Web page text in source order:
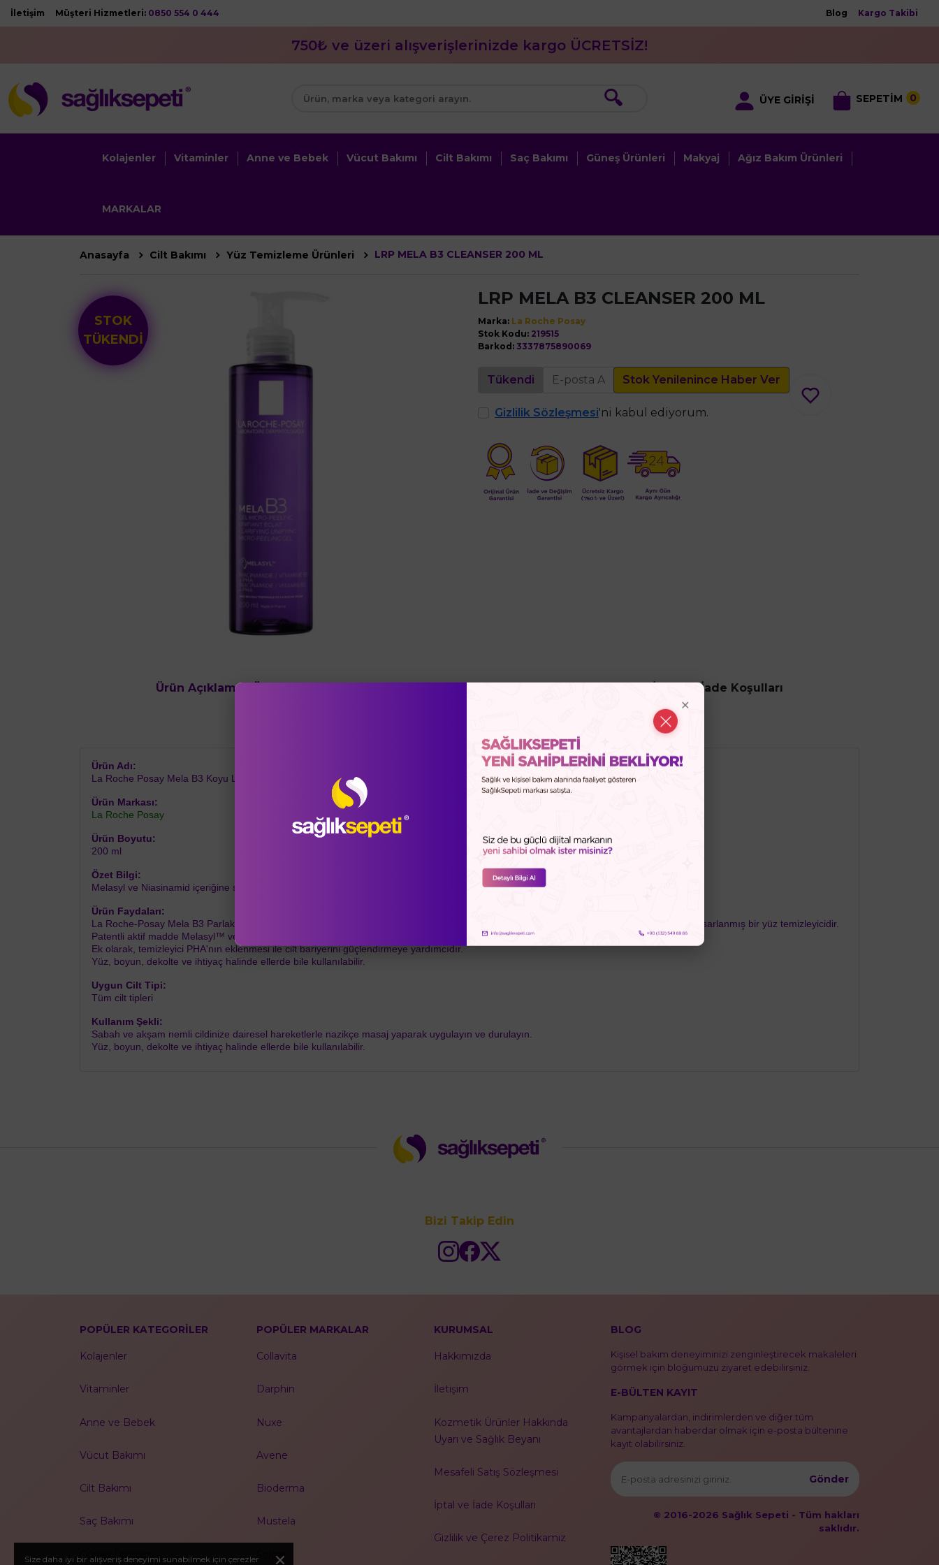
Size daha iyi bir alışveriş deneyimi sunabilmek için çerezler
İletişim Müşteri Hizmetleri: 0850 554 0 444 Blog Kargo Takibi
750₺ ve üzeri alışverişlerinizde kargo ÜCRETSİZ!
🔍 ÜYE GİRİŞİ SEPETİM 0
Kolajenler Vitaminler Anne ve Bebek Vücut Bakımı Cilt Bakımı Saç Bakımı Güneş Ürünleri Makyaj Ağız Bakım Ürünleri
MARKALAR
Anasayfa Cilt Bakımı Yüz Temizleme Ürünleri LRP MELA B3 CLEANSER 200 ML
STOK
TÜKENDİ
LRP MELA B3 CLEANSER 200 ML
Marka: La Roche Posay
Stok Kodu: 219515
Barkod: 3337875890069
Tükendi Stok Yenilenince Haber Ver
Gizlilik Sözleşmesi'ni kabul ediyorum.
Ürün Açıklaması İptal ve İade Koşulları
Ürün Adı:
La Roche Posay Mela B3 Koyu Leke Karşıtı Temizleme Jeli 200 ml
Ürün Markası:
La Roche Posay
Ürün Boyutu:
200 ml
Özet Bilgi:
Melasyl ve Niasinamid içeriğine sahip koyu leke karşıtı temizleme jeli
Ürün Faydaları:
La Roche-Posay Mela B3 Parlaklık Birleştirici Mikro Peeling Jeli 200ml,koyu leke görünümüne ve cildin parlaklığını geri kazandırmak için tasarlanmış bir yüz temizleyicidir.
Patentli aktif madde Melasyl™ ve yüksek konsantrasyonda %10 Niasinamid içeren bu mikro peeling jeli cildi nazikçe temizler.
Ek olarak, temizleyici PHA'nın eklenmesi ile cilt bariyerini güçlendirmeye yardımcıdır.
Yüz, boyun, dekolte ve ihtiyaç halinde ellerde bile kullanılabilir.
Uygun Cilt Tipi:
Tüm cilt tipleri
Kullanım Şekli:
Sabah ve akşam nemli cildinize dairesel hareketlerle nazikçe masaj yaparak uygulayın ve durulayın.
Yüz, boyun, dekolte ve ihtiyaç halinde ellerde bile kullanılabilir.
Bizi Takip Edin
POPÜLER KATEGORİLER
Kolajenler
Vitaminler
Anne ve Bebek
Vücut Bakımı
Cilt Bakımı
Saç Bakımı
Güneş Ürünleri
POPÜLER MARKALAR
Collavita
Darphin
Nuxe
Avene
Bioderma
Mustela
Solgar
KURUMSAL
Hakkımızda
İletişim
Kozmetik Ürünler Hakkında
Uyarı ve Sağlık Beyanı
Mesafeli Satış Sözleşmesi
İptal ve İade Koşulları
Gizlilik ve Çerez Politikamız
BLOG
Kişisel bakım deneyiminizi zenginleştirecek makaleleri
görmek için bloğumuzu ziyaret edebilirsiniz.
E-BÜLTEN KAYIT
Kampanyalardan, indirimlerden ve diğer tüm
avantajlardan haberdar olmak için e-posta bültenine
kayıt olabilirsiniz.
Gönder
© 2016-2026 Sağlık Sepeti - Tüm hakları
saklıdır.